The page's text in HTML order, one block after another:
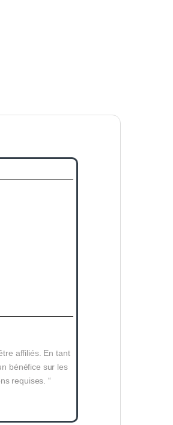
affiliés. En tant
bénéfice sur les
requises. “